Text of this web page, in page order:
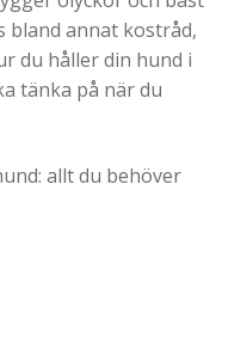
bland annat kostråd,
du håller din hund i
tänka på när du
allt du behöver